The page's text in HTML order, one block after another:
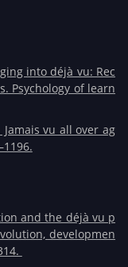
into déjà vu: Rec
Psychology of learn
Jamais vu all over ag
and the déjà vu p
developmen